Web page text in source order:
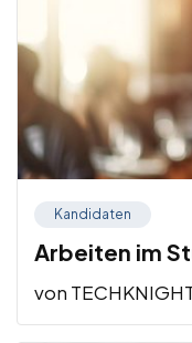
Kandidaten
Arbeiten im
von